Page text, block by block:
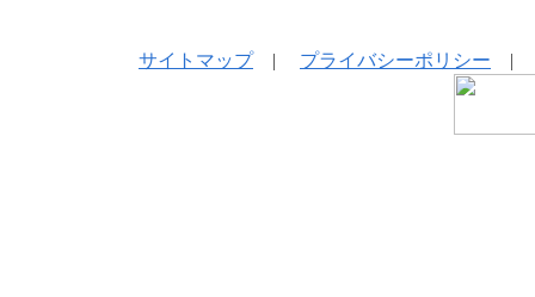
サイトマップ| プライバシーポリシー